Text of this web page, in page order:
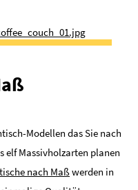
Modellen das Sie nach
elf Massivholzarten planen
nach Maßwerden in